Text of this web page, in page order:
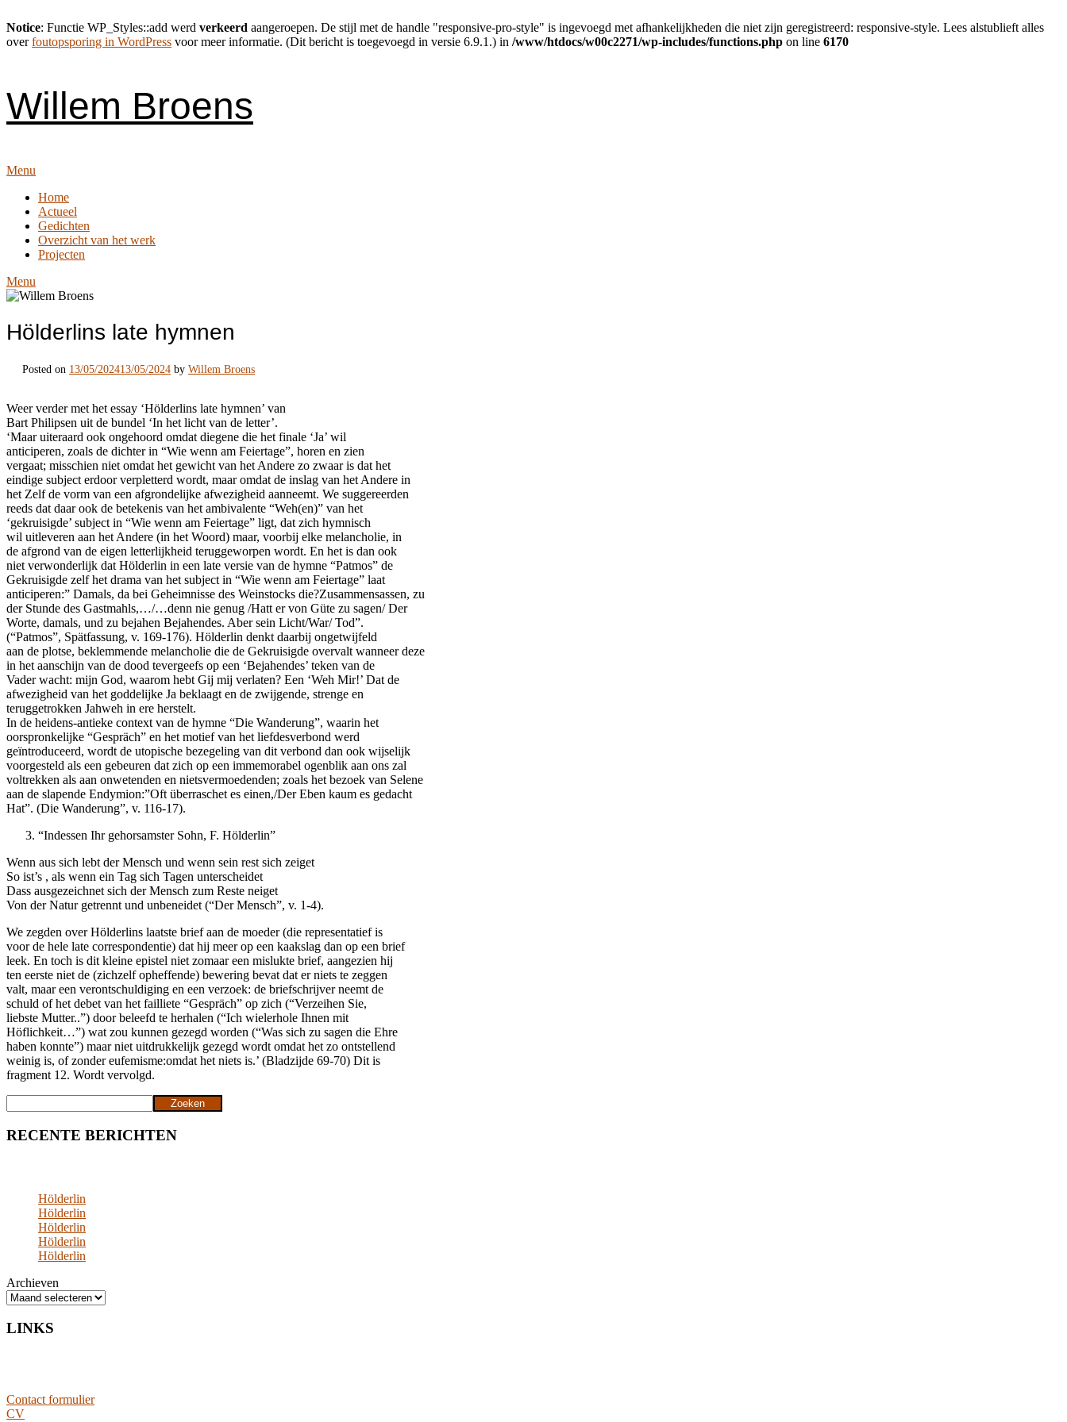
Notice: Functie WP_Styles::add werd verkeerd aangeroepen. De stijl met de handle "responsive-pro-style" is ingevoegd met afhankelijkheden die niet zijn geregistreerd: responsive-style. Lees alstublieft alles
overfoutopsporing in WordPress voor meer informatie. (Dit bericht is toegevoegd in versie 6.9.1.) in /www/htdocs/w00c2271/wp-includes/functions.php on line 6170
Willem Broens
Menu
Home
Actueel
Gedichten
Overzicht van het werk
Projecten
Menu
Hölderlins late hymnen
Posted on 13/05/202413/05/2024 by Willem Broens
Weer verder met het essay ‘Hölderlins late hymnen’ van
Bart Philipsen uit de bundel ‘In het licht van de letter’.
‘Maar uiteraard ook ongehoord omdat diegene die het finale ‘Ja’ wil
anticiperen, zoals de dichter in “Wie wenn am Feiertage”, horen en zien
vergaat; misschien niet omdat het gewicht van het Andere zo zwaar is dat het
eindige subject erdoor verpletterd wordt, maar omdat de inslag van het Andere in
het Zelf de vorm van een afgrondelijke afwezigheid aanneemt. We suggereerden
reeds dat daar ook de betekenis van het ambivalente “Weh(en)” van het
‘gekruisigde’ subject in “Wie wenn am Feiertage” ligt, dat zich hymnisch
wil uitleveren aan het Andere (in het Woord) maar, voorbij elke melancholie, in
de afgrond van de eigen letterlijkheid teruggeworpen wordt. En het is dan ook
niet verwonderlijk dat Hölderlin in een late versie van de hymne “Patmos” de
Gekruisigde zelf het drama van het subject in “Wie wenn am Feiertage” laat
anticiperen:” Damals, da bei Geheimnisse des Weinstocks die?Zusammensassen, zu
der Stunde des Gastmahls,…/…denn nie genug /Hatt er von Güte zu sagen/ Der
Worte, damals, und zu bejahen Bejahendes. Aber sein Licht/War/ Tod”.
(“Patmos”, Spätfassung, v. 169-176). Hölderlin denkt daarbij ongetwijfeld
aan de plotse, beklemmende melancholie die de Gekruisigde overvalt wanneer deze
in het aanschijn van de dood tevergeefs op een ‘Bejahendes’ teken van de
Vader wacht: mijn God, waarom hebt Gij mij verlaten? Een ‘Weh Mir!’ Dat de
afwezigheid van het goddelijke Ja beklaagt en de zwijgende, strenge en
teruggetrokken Jahweh in ere herstelt.
In de heidens-antieke context van de hymne “Die Wanderung”, waarin het
oorspronkelijke “Gespräch” en het motief van het liefdesverbond werd
geïntroduceerd, wordt de utopische bezegeling van dit verbond dan ook wijselijk
voorgesteld als een gebeuren dat zich op een immemorabel ogenblik aan ons zal
voltrekken als aan onwetenden en nietsvermoedenden; zoals het bezoek van Selene
aan de slapende Endymion:”Oft überraschet es einen,/Der Eben kaum es gedacht
Hat”. (Die Wanderung”, v. 116-17).
“Indessen Ihr gehorsamster Sohn, F. Hölderlin”
Wenn aus sich lebt der Mensch und wenn sein rest sich zeiget
So ist’s , als wenn ein Tag sich Tagen unterscheidet
Dass ausgezeichnet sich der Mensch zum Reste neiget
Von der Natur getrennt und unbeneidet (“Der Mensch”, v. 1-4).
We zegden over Hölderlins laatste brief aan de moeder (die representatief is
voor de hele late correspondentie) dat hij meer op een kaakslag dan op een brief
leek. En toch is dit kleine epistel niet zomaar een mislukte brief, aangezien hij
ten eerste niet de (zichzelf opheffende) bewering bevat dat er niets te zeggen
valt, maar een verontschuldiging en een verzoek: de briefschrijver neemt de
schuld of het debet van het failliete “Gespräch” op zich (“Verzeihen Sie,
liebste Mutter..”) door beleefd te herhalen (“Ich wielerhole Ihnen mit
Höflichkeit…”) wat zou kunnen gezegd worden (“Was sich zu sagen die Ehre
haben konnte”) maar niet uitdrukkelijk gezegd wordt omdat het zo ontstellend
weinig is, of zonder eufemisme:omdat het niets is.’ (Bladzijde 69-70) Dit is
fragment 12. Wordt vervolgd.
Zoeken
RECENTE BERICHTEN
Hölderlin
Hölderlin
Hölderlin
Hölderlin
Hölderlin
Archieven
LINKS
Contact formulier
CV